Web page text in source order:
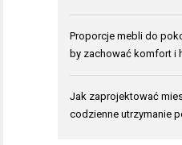
Proporcje mebli do
by zachować komfort i
Jak zaprojektować
codzienne utrzymanie